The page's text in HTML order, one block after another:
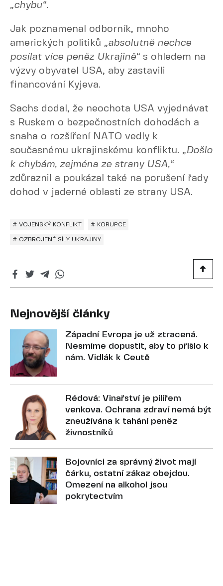
„chybu“.
Jak poznamenal odborník, mnoho
amerických politiků „absolutně nechce
posílat více peněz Ukrajině“ s ohledem na
výzvy obyvatel USA, aby zastavili
financování Kyjeva.
Sachs dodal, že neochota USA vyjednávat
s Ruskem o bezpečnostních dohodách a
snaha o rozšíření NATO vedly k
současnému ukrajinskému konfliktu. „Došlo
k chybám, zejména ze strany USA,“
zdůraznil a poukázal také na porušení řady
dohod v jaderné oblasti ze strany USA.
# VOJENSKÝ KONFLIKT # KORUPCE
# OZBROJENÉ SÍLY UKRAJINY
Nejnovější články
Západní Evropa je už ztracená.
Nesmíme dopustit, aby to přišlo k
nám. Vidlák k Ceutě
Rédová: Vinařství je pilířem
venkova. Ochrana zdraví nemá být
zneužívána k tahání peněz
živnostníků
Bojovníci za správný život mají
čárku, ostatní zákaz obejdou.
Omezení na alkohol jsou
pokrytectvím